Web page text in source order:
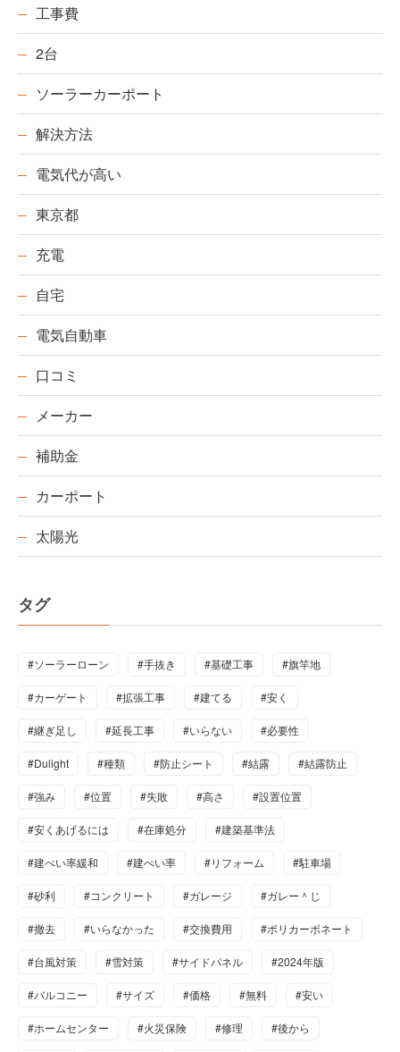
工事費
2台
ソーラーカーポート
解決方法
電気代が高い
東京都
充電
自宅
電気自動車
口コミ
メーカー
補助金
カーポート
太陽光
タグ
#ソーラーローン #手抜き #基礎工事 #旗竿地
#カーゲート #拡張工事 #建てる #安く
#継ぎ足し #延長工事 #いらない #必要性
#Dulight #種類 #防止シート #結露 #結露防止
#強み #位置 #失敗 #高さ #設置位置
#安くあげるには #在庫処分 #建築基準法
#建ぺい率緩和 #建ぺい率 #リフォーム #駐車場
#砂利 #コンクリート #ガレージ #ガレー＾じ
#撤去 #いらなかった #交換費用 #ポリカーボネート
#台風対策 #雪対策 #サイドパネル #2024年版
#バルコニー #サイズ #価格 #無料 #安い
#ホームセンター #火災保険 #修理 #後から